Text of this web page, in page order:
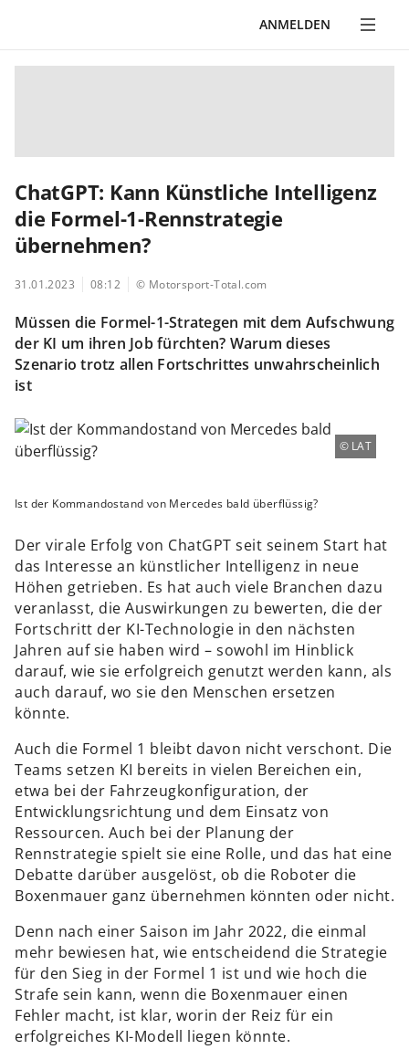
ANMELDEN
ChatGPT: Kann Künstliche Intelligenz
die Formel-1-Rennstrategie
übernehmen?
31.01.2023 08:12 © Motorsport-Total.com
Müssen die Formel-1-Strategen mit dem Aufschwung
der KI um ihren Job fürchten? Warum dieses
Szenario trotz allen Fortschrittes unwahrscheinlich
ist
Ist der Kommandostand von Mercedes bald überflüssig?
LAT
Der virale Erfolg von ChatGPT seit seinem Start hat
das Interesse an künstlicher Intelligenz in neue
Höhen getrieben. Es hat auch viele Branchen dazu
veranlasst, die Auswirkungen zu bewerten, die der
Fortschritt der KI-Technologie in den nächsten
Jahren auf sie haben wird – sowohl im Hinblick
darauf, wie sie erfolgreich genutzt werden kann, als
auch darauf, wo sie den Menschen ersetzen
könnte.
Auch die Formel 1 bleibt davon nicht verschont. Die
Teams setzen KI bereits in vielen Bereichen ein,
etwa bei der Fahrzeugkonfiguration, der
Entwicklungsrichtung und dem Einsatz von
Ressourcen. Auch bei der Planung der
Rennstrategie spielt sie eine Rolle, und das hat eine
Debatte darüber ausgelöst, ob die Roboter die
Boxenmauer ganz übernehmen könnten oder nicht.
Denn nach einer Saison im Jahr 2022, die einmal
mehr bewiesen hat, wie entscheidend die Strategie
für den Sieg in der Formel 1 ist und wie hoch die
Strafe sein kann, wenn die Boxenmauer einen
Fehler macht, ist klar, worin der Reiz für ein
erfolgreiches KI-Modell liegen könnte.